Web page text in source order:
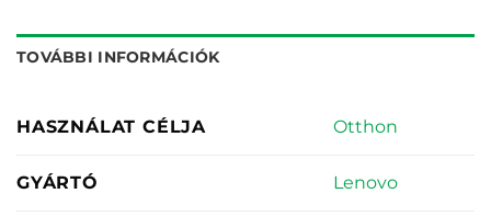
TOVÁBBI INFORMÁCIÓK
HASZNÁLAT CÉLJA Otthon
GYÁRTÓ Lenovo